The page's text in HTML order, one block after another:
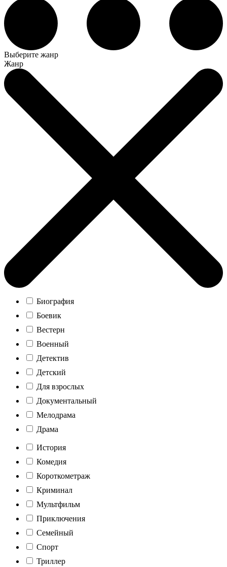
Выберите жанр
Жанр
Биография
Боевик
Вестерн
Военный
Детектив
Детский
Для взрослых
Документальный
Мелодрама
Драма
История
Комедия
Короткометраж
Криминал
Мультфильм
Приключения
Семейный
Спорт
Триллер